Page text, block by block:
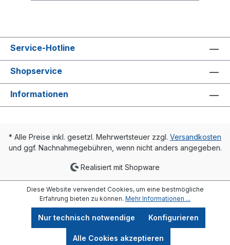
Rotguss vernickelt Ausführung:
Durchgangsform
Service-Hotline
Shopservice
Informationen
* Alle Preise inkl. gesetzl. Mehrwertsteuer zzgl. Versandkosten
und ggf. Nachnahmegebühren, wenn nicht anders angegeben.
Realisiert mit Shopware
Diese Website verwendet Cookies, um eine bestmögliche
Erfahrung bieten zu können. Mehr Informationen ...
Nur technisch notwendige Konfigurieren
Alle Cookies akzeptieren